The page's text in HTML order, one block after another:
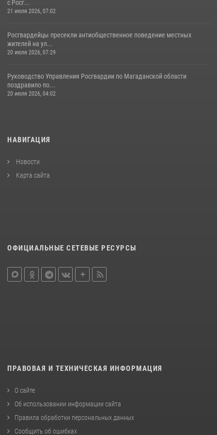
с Росг...
21 июля 2026, 07:02
Росгвардейцы пресекли антиобщественное поведение местных
жителей на ул...
20 июля 2026, 07:29
Руководство Управления Росгвардии по Магаданской области
поздравило по...
20 июля 2026, 04:02
НАВИГАЦИЯ
Новости
Карта сайта
ОФИЦИАЛЬНЫЕ СЕТЕВЫЕ РЕСУРСЫ
ПРАВОВАЯ И ТЕХНИЧЕСКАЯ ИНФОРМАЦИЯ
О сайте
Об использовании информации сайта
Правила обработки персональных данных
Сообщить об ошибках